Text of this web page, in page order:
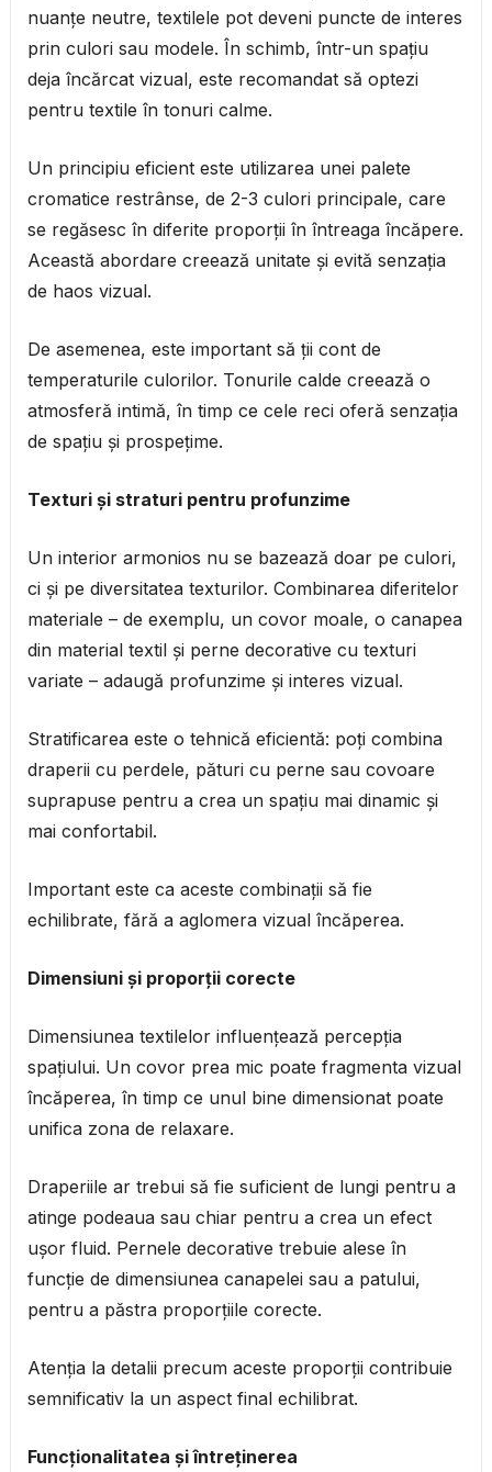
nuanțe neutre, textilele pot deveni puncte de interes
prin culori sau modele. În schimb, într-un spațiu
deja încărcat vizual, este recomandat să optezi
pentru textile în tonuri calme.
Un principiu eficient este utilizarea unei palete
cromatice restrânse, de 2-3 culori principale, care
se regăsesc în diferite proporții în întreaga încăpere.
Această abordare creează unitate și evită senzația
de haos vizual.
De asemenea, este important să ții cont de
temperaturile culorilor. Tonurile calde creează o
atmosferă intimă, în timp ce cele reci oferă senzația
de spațiu și prospețime.
Texturi și straturi pentru profunzime
Un interior armonios nu se bazează doar pe culori,
ci și pe diversitatea texturilor. Combinarea diferitelor
materiale – de exemplu, un covor moale, o canapea
din material textil și perne decorative cu texturi
variate – adaugă profunzime și interes vizual.
Stratificarea este o tehnică eficientă: poți combina
draperii cu perdele, pături cu perne sau covoare
suprapuse pentru a crea un spațiu mai dinamic și
mai confortabil.
Important este ca aceste combinații să fie
echilibrate, fără a aglomera vizual încăperea.
Dimensiuni și proporții corecte
Dimensiunea textilelor influențează percepția
spațiului. Un covor prea mic poate fragmenta vizual
încăperea, în timp ce unul bine dimensionat poate
unifica zona de relaxare.
Draperiile ar trebui să fie suficient de lungi pentru a
atinge podeaua sau chiar pentru a crea un efect
ușor fluid. Pernele decorative trebuie alese în
funcție de dimensiunea canapelei sau a patului,
pentru a păstra proporțiile corecte.
Atenția la detalii precum aceste proporții contribuie
semnificativ la un aspect final echilibrat.
Funcționalitatea și întreținerea